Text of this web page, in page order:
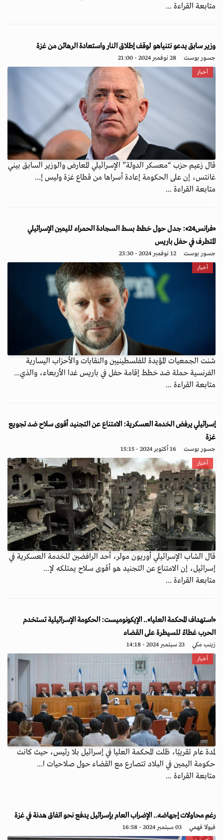
متابعة القراءة ...
وزير سابق يدعو نتنياهو لوقف إطلاق النار واستعادة الرهائن من غزة
جسور بوست 28 نوفمبر 2024 - 21:00
أخبار
قال زعيم حزب “معسكر الدولة” الإسرائيلي المعارض والوزير السابق بيني
غانتس، إن على الحكومة إعادة أسراها من قطاع غزة وليس إ...
متابعة القراءة ...
«فرانس24»: جدل حول خطط بسط السجادة الحمراء لليمين الإسرائيلي
المتطرف في حفل باريس
جسور بوست 12 نوفمبر 2024 - 23:30
أخبار
شنت الجمعيات المؤيدة للفلسطينيين والنقابات والأحزاب اليسارية
الفرنسية حملة ضد خطط إقامة حفل في باريس غدا الأربعاء، والذي...
متابعة القراءة ...
إسرائيلي يرفض الخدمة العسكرية: الامتناع عن التجنيد أقوى سلاح ضد تجويع
غزة
جسور بوست 16 أكتوبر 2024 - 15:15
أخبار
قال الشاب الإسرائيلي أوريون مولر، أحد الرافضين للخدمة العسكرية في
إسرائيل، إن الامتناع عن التجنيد هو أقوى سلاح يمتلكه لإ...
متابعة القراءة ...
«استهداف المحكمة العليا».. الإيكونوميست: الحكومة الإسرائيلية تستخدم
الحرب غطاءً للسيطرة على القضاء
زينب مكي 23 سبتمبر 2024 - 14:18
أخبار
لمدة عام تقريبًا، ظلت المحكمة العليا في إسرائيل بلا رئيس، حيث كانت
حكومة اليمين في البلاد تتصارع مع القضاء حول صلاحيات ا...
متابعة القراءة ...
رغم محاولات إجهاضه.. الإضراب العام بإسرائيل يدفع نحو اتفاق هدنة في غزة
فيولا فهمي 03 سبتمبر 2024 - 16:58